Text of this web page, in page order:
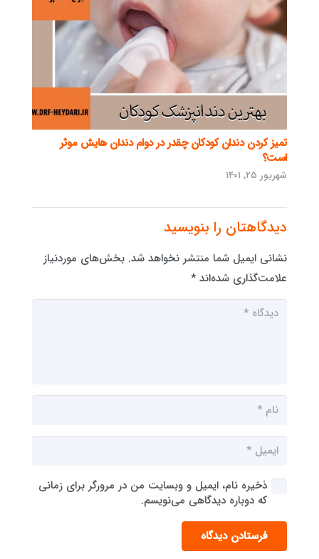
تمیز کردن دندان کودکان چقدر در دوام دندان هایش موثر
است؟
شهریور ۲۵, ۱۴۰۱
دیدگاهتان را بنویسید
نشانی ایمیل شما منتشر نخواهد شد. بخش‌های موردنیاز
علامت‌گذاری شده‌اند *
ذخیره نام، ایمیل و وبسایت من در مرورگر برای زمانی
که دوباره دیدگاهی می‌نویسم.
فرستادن دیدگاه